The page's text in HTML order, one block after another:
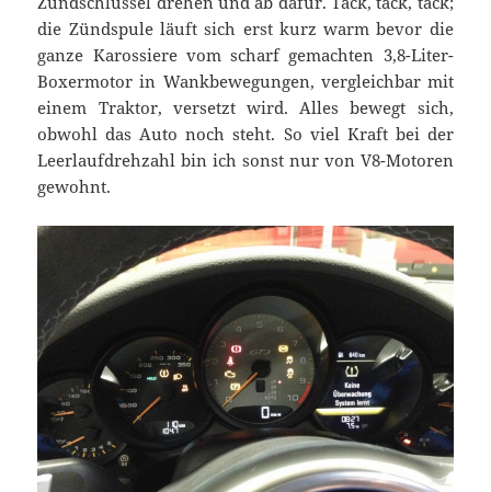
die Zündspule läuft sich erst kurz warm bevor die
ganze Karossiere vom scharf gemachten 3,8-Liter-
Boxermotor in Wankbewegungen, vergleichbar mit
einem Traktor, versetzt wird. Alles bewegt sich,
obwohl das Auto noch steht. So viel Kraft bei der
Leerlaufdrehzahl bin ich sonst nur von V8-Motoren
gewohnt.